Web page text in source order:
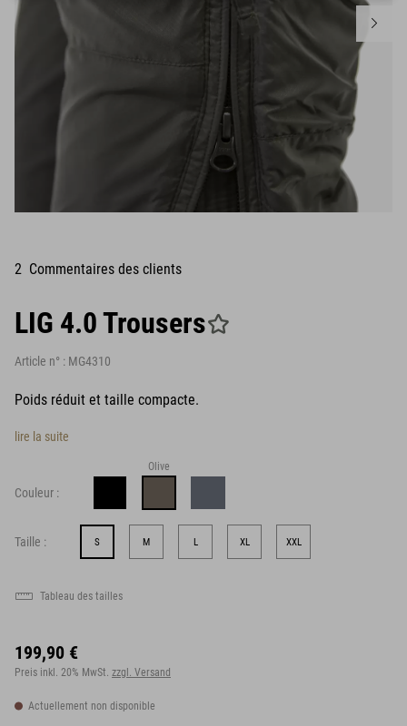
2 Commentaires des clients
LIG 4.0 Trousers
Article n° : MG4310
Poids réduit et taille compacte.
lire la suite
Couleur :
Olive
Taille : S M L XL XXL
Tableau des tailles
199,90 €
Preis inkl. 20% MwSt. zzgl. Versand
Actuellement non disponible